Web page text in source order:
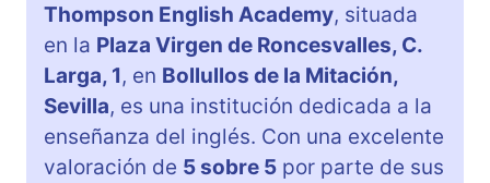
Thompson English Academy, situada
en la Plaza Virgen de Roncesvalles, C.
Larga, 1, en Bollullos de la Mitación,
Sevilla, es una institución dedicada a la
enseñanza del inglés. Con una excelente
valoración de 5 sobre 5 por parte de sus